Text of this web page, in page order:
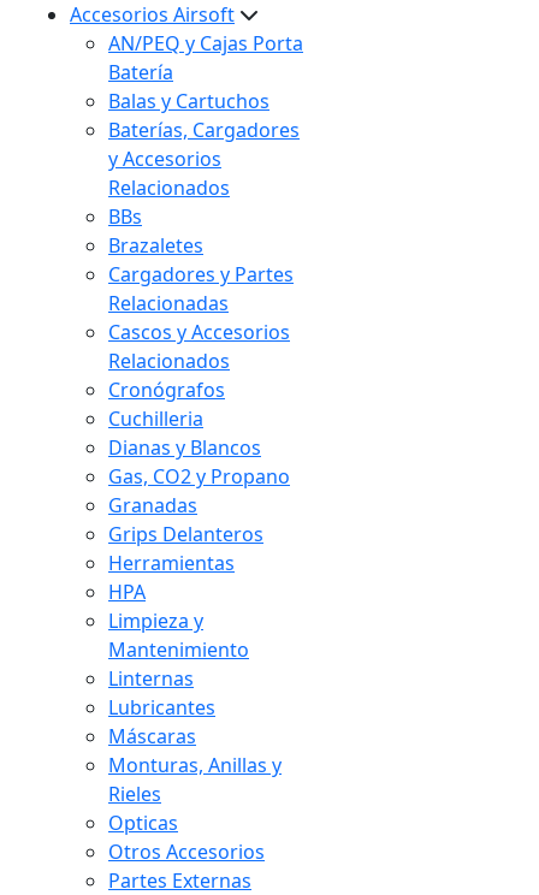
Accesorios Airsoft
AN/PEQ y Cajas Porta
Batería
Balas y Cartuchos
Baterías, Cargadores
y Accesorios
Relacionados
BBs
Brazaletes
Cargadores y Partes
Relacionadas
Cascos y Accesorios
Relacionados
Cronógrafos
Cuchilleria
Dianas y Blancos
Gas, CO2 y Propano
Granadas
Grips Delanteros
Herramientas
HPA
Limpieza y
Mantenimiento
Linternas
Lubricantes
Máscaras
Monturas, Anillas y
Rieles
Opticas
Otros Accesorios
Partes Externas